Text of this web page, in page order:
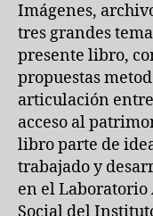
Imágenes,
tres grandes
presente libro,
propuestas
articulación
acceso al
libro parte de
trabajado y
en el